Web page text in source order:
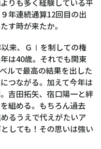
年連続通算12回目の出
す時が来たか。
来、ＧⅠを制しての権
は40歳。それでも関東
ルで最高の結果を出した
つながる。加えて今年は
吉田拓矢、宿口陽一と絆
組める。もちろん過去
るうえで代えがたいア
しても！その思いは強い